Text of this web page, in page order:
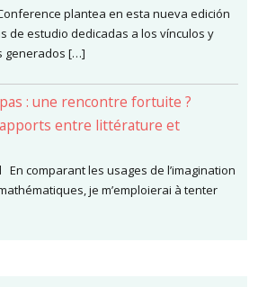
plantea en esta nueva edición
de estudio dedicadas a los vínculos y
generados […]
: une rencontre fortuite ?
entre littérature et
comparant les usages de l’imagination
je m’emploierai à tenter